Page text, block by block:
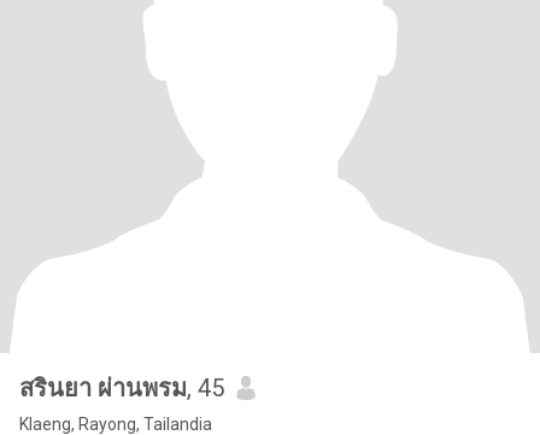
สรินยา​ ผ่านพรม, 45
Klaeng, Rayong, Tailandia